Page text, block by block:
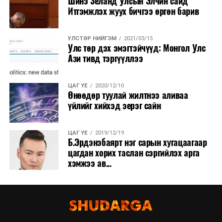
Итгэмжлэх жуух бичгээ өргөн барив
УЛСТӨР НИЙГЭМ 2021/03/15
Улс төр дэх эмэгтэйчүүд: Монгол Улс
Ази тивд тэргүүллээ
ЦАГ ҮЕ 2020/12/10
Өнөөдөр туулай жилтнээ аливаа
үйлийг хийхэд эерэг сайн
ЦАГ ҮЕ 2019/12/19
Б.Эрдэнэбаярт нэг сарын хугацаагаар
цагдан хорих таслан сэргийлэх арга
хэмжээ ав...